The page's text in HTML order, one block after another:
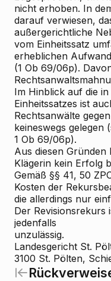
nicht erhoben. In
darauf verwiesen,
außergerichtliche
vom Einheitssatz
erheblichen
(1 Ob 69/06p).
Im Hinblick auf die
Einheitssatzes ist
Rechtsanwälte
keineswegs gelegen
1 Ob 69/06p).
Aus diesen
Klägerin kein Erfolg
Gemäß §§ 41, 50
Kosten der
die allerdings nur
Der Revisionsrekurs
jedenfalls
unzulässig.
Landesgericht St.
3100 St. Pölten,